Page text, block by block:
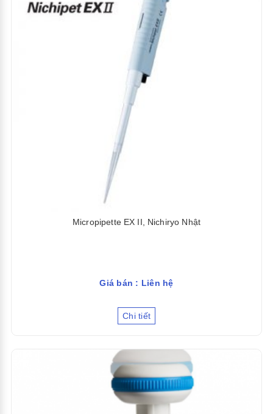
Micropipette EX II, Nichiryo Nhật
Giá bán : Liên hệ
Chi tiết